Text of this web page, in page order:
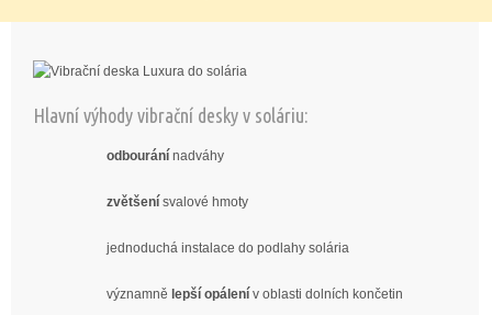
Hlavní výhody vibrační desky v soláriu:
odbourání nadváhy
zvětšení svalové hmoty
jednoduchá instalace do podlahy solária
významně lepší opálení v oblasti dolních končetin